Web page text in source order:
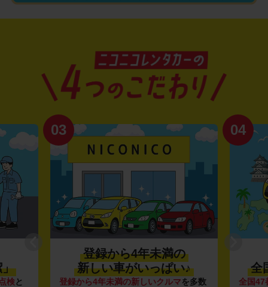
♪
を多数
04
利便性抜群★
全国約1,500店舗を展開
全国47都道府県に1,500店舗 を展開し、
01
安さの